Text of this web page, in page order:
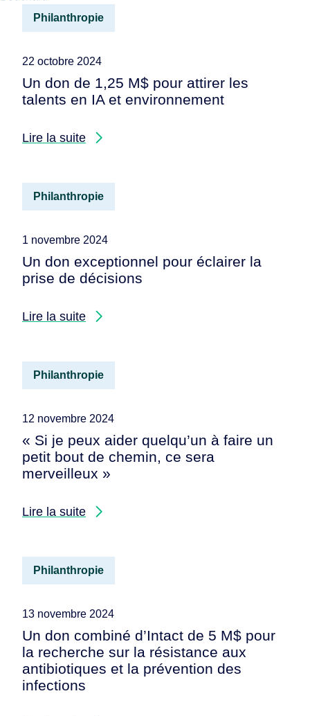
Philanthropie
22 octobre 2024
Un don de 1,25 M$ pour attirer les
talents en IA et environnement
Lire la suite
Philanthropie
1 novembre 2024
Un don exceptionnel pour éclairer la
prise de décisions
Lire la suite
Philanthropie
12 novembre 2024
« Si je peux aider quelqu’un à faire un
petit bout de chemin, ce sera
merveilleux »
Lire la suite
Philanthropie
13 novembre 2024
Un don combiné d’Intact de 5 M$ pour
la recherche sur la résistance aux
antibiotiques et la prévention des
infections